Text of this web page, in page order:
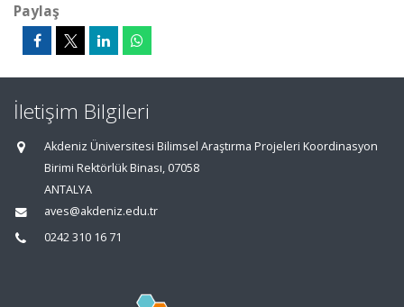
Paylaş
İletişim Bilgileri
Akdeniz Üniversitesi Bilimsel Araştırma Projeleri Koordinasyon
Birimi Rektörlük Binası, 07058
ANTALYA
aves@akdeniz.edu.tr
0242 310 16 71